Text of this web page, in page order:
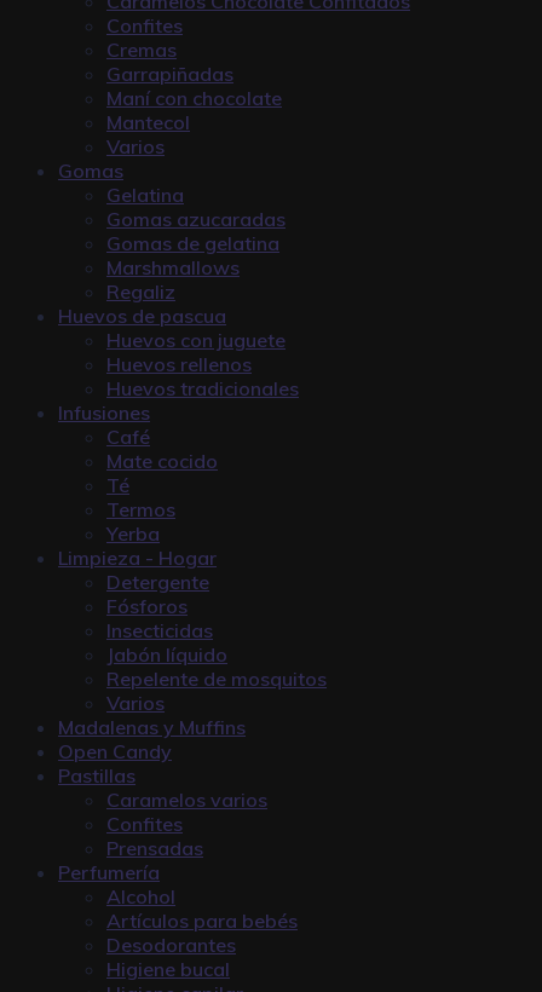
Confites
Cremas
Garrapiñadas
Maní con chocolate
Mantecol
Varios
Gomas
Gelatina
Gomas azucaradas
Gomas de gelatina
Marshmallows
Regaliz
Huevos de pascua
Huevos con juguete
Huevos rellenos
Huevos tradicionales
Infusiones
Café
Mate cocido
Té
Termos
Yerba
Limpieza - Hogar
Detergente
Fósforos
Insecticidas
Jabón líquido
Repelente de mosquitos
Varios
Madalenas y Muffins
Open Candy
Pastillas
Caramelos varios
Confites
Prensadas
Perfumería
Alcohol
Artículos para bebés
Desodorantes
Higiene bucal